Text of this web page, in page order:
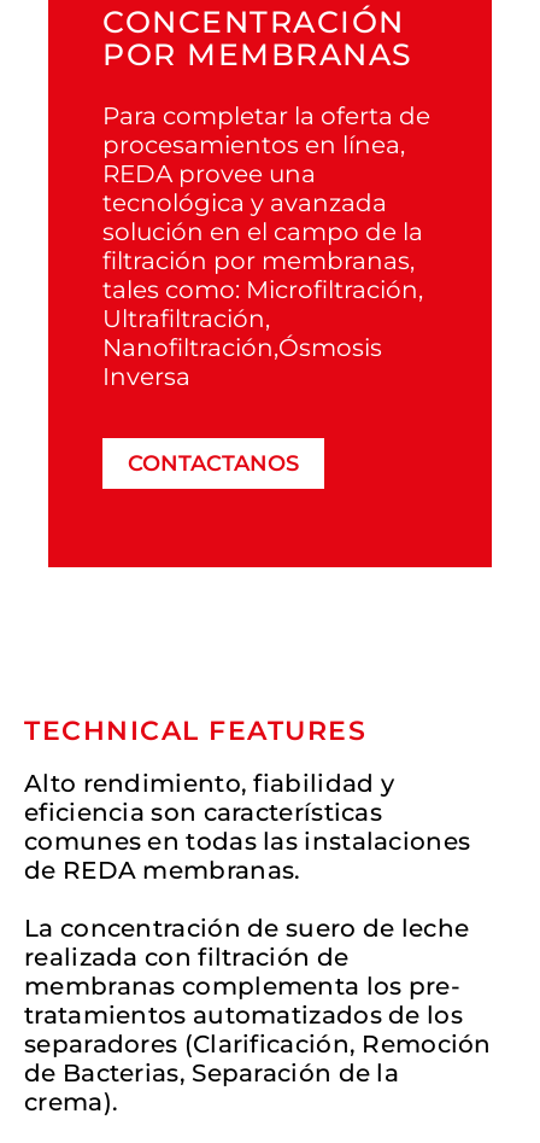
CONCENTRACIÓN
POR MEMBRANAS
Para completar la oferta de
procesamientos en línea,
REDA provee una
tecnológica y avanzada
solución en el campo de la
filtración por membranas,
tales como: Microfiltración,
Ultrafiltración,
Nanofiltración,Ósmosis
Inversa
CONTACTANOS
TECHNICAL FEATURES
Alto rendimiento, fiabilidad y
eficiencia son características
comunes en todas las instalaciones
de REDA membranas.
La concentración de suero de leche
realizada con filtración de
membranas complementa los pre-
tratamientos automatizados de los
separadores (Clarificación, Remoción
de Bacterias, Separación de la
crema).